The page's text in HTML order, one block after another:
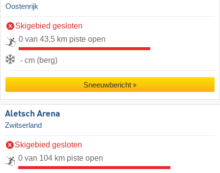
Oostenrijk
Skigebied gesloten
0 van 43,5 km piste open
- cm (berg)
Sneeuwbericht
Aletsch Arena
Zwitserland
Skigebied gesloten
0 van 104 km piste open